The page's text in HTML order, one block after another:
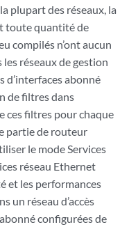
plupart des réseaux, la
toute quantité de
compilés n’ont aucun
réseaux de gestion
d’interfaces abonné
de filtres dans
ces filtres pour chaque
partie de routeur
le mode Services
réseau Ethernet
et les performances
un réseau d’accès
configurées de